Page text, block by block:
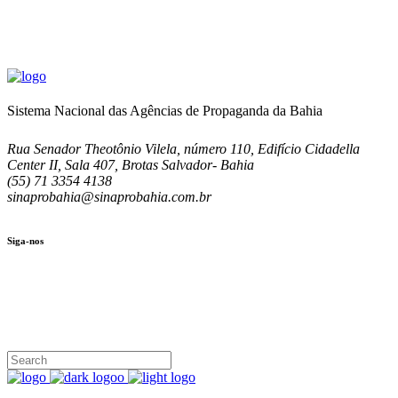
Sistema Nacional das Agências de Propaganda da Bahia
Rua Senador Theotônio Vilela, número 110, Edifício Cidadella
Center II, Sala 407, Brotas Salvador- Bahia
(55) 71 3354 4138
sinaprobahia@sinaprobahia.com.br
Siga-nos